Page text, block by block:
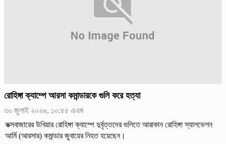
রোহিঙ্গা ক্যাম্পে আরসা কমান্ডারকে গুলি করে হত্যা
৩০ জুলাই ২০২৬, ১০:৫৫ এএম
কক্সবাজারের উখিয়ার রোহিঙ্গা ক্যাম্পে দুর্বৃত্তদের গুলিতে আরাকান রোহিঙ্গা স্যালভেশন
আর্মি (আরসার) কমান্ডার জুবায়ের নিহত হয়েছেন।